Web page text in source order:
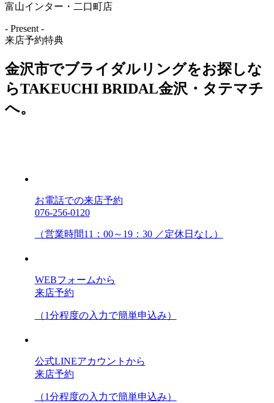
富山インター・二口町店
- Present -
来店予約特典
金沢市でブライダルリングをお探しな
らTAKEUCHI BRIDAL金沢・タテマチ
へ。
お電話での来店予約
076-256-0120
（営業時間11：00～19：30 ／定休日なし）
WEBフォームから
来店予約
（1分程度の入力で簡単申込み）
公式LINEアカウントから
来店予約
（1分程度の入力で簡単申込み）